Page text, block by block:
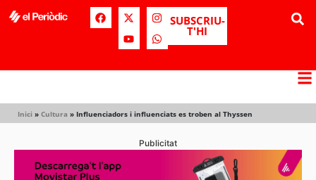
SUBSCRIU-
T'HI
Inici » Cultura » Influenciadors i influenciats es troben al Thyssen
Publicitat